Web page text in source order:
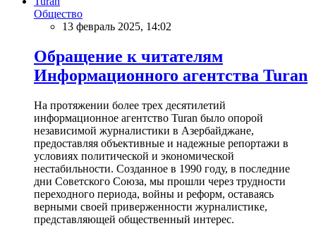
Общество
13 февраль 2025, 14:02
Обращение к читателям
Информационного агентства Turan
На протяжении более трех десятилетий
информационное агентство Turan было опорой
независимой журналистики в Азербайджане,
предоставляя объективные и надежные репортажи в
условиях политической и экономической
нестабильности. Созданное в 1990 году, в последние
дни Советского Союза, мы прошли через трудности
переходного периода, войны и реформ, оставаясь
верными своей приверженности журналистике,
представляющей общественный интерес.